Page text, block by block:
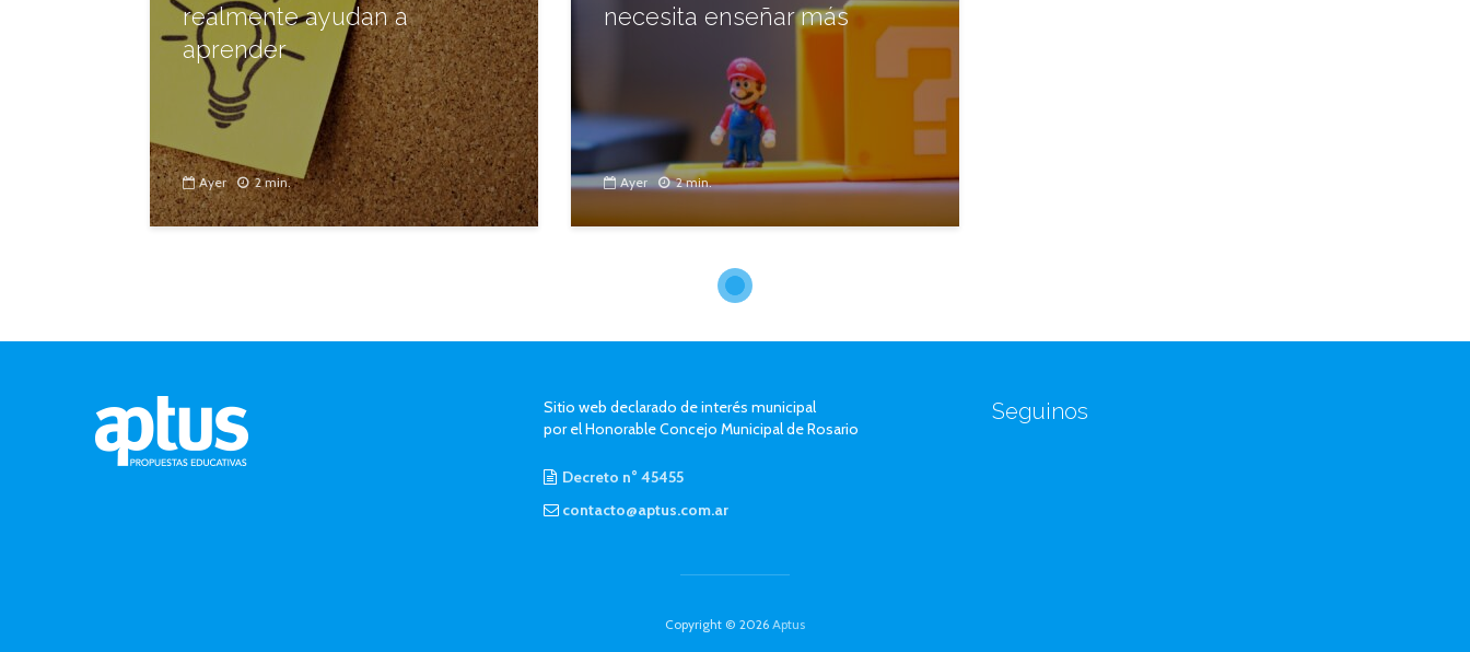
realmente ayudan a
aprender
Ayer 2 min.
necesita enseñar más
Ayer 2 min.
Sitio web declarado de interés municipal
por el Honorable Concejo Municipal de Rosario
Decreto n° 45455
contacto@aptus.com.ar
Seguinos
Copyright © 2026 Aptus